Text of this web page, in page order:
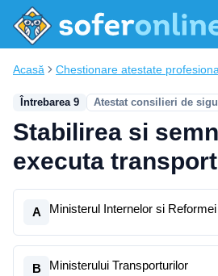
Acasă Chestionare atestate
Întrebarea 9 Atestat consilieri de
Stabilirea si
executa
A Ministerul Internelor si
B Ministerului Transporturilor